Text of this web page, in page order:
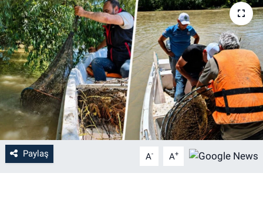
Paylaş A- A+